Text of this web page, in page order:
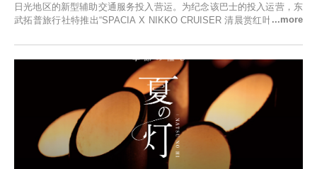
日光地区的新型辅助交通服务投入营运。为纪念该巴士的投入运营，东
武拓普旅行社特推出“SPACIA X NIKKO CRUISER 清晨赏红叶之旅”，